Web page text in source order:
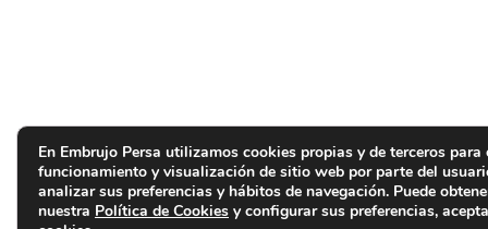
En Embrujo Persa utilizamos cookies propias y de terceros para
funcionamiento y visualización de sitio web por parte del
analizar sus preferencias y hábitos de navegación. Puede
nuestra Política de Cookies y configurar sus preferencias,